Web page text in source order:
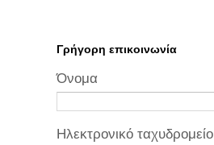
Γρήγορη επικοινωνία
Όνομα
Ηλεκτρονικό ταχυδρομείο